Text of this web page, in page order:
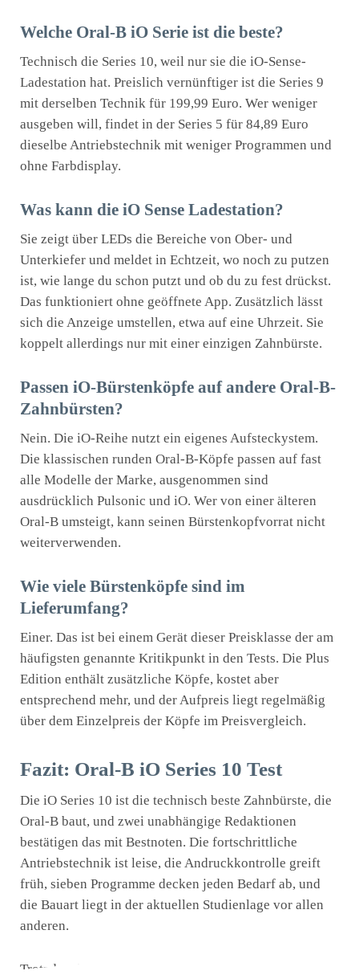
Welche Oral-B iO Serie ist die beste?
Technisch die Series 10, weil nur sie die iO-Sense-
Ladestation hat. Preislich vernünftiger ist die Series 9
mit derselben Technik für 199,99 Euro. Wer weniger
ausgeben will, findet in der Series 5 für 84,89 Euro
dieselbe Antriebstechnik mit weniger Programmen und
ohne Farbdisplay.
Was kann die iO Sense Ladestation?
Sie zeigt über LEDs die Bereiche von Ober- und
Unterkiefer und meldet in Echtzeit, wo noch zu putzen
ist, wie lange du schon putzt und ob du zu fest drückst.
Das funktioniert ohne geöffnete App. Zusätzlich lässt
sich die Anzeige umstellen, etwa auf eine Uhrzeit. Sie
koppelt allerdings nur mit einer einzigen Zahnbürste.
Passen iO-Bürstenköpfe auf andere Oral-B-
Zahnbürsten?
Nein. Die iO-Reihe nutzt ein eigenes Aufsteckystem.
Die klassischen runden Oral-B-Köpfe passen auf fast
alle Modelle der Marke, ausgenommen sind
ausdrücklich Pulsonic und iO. Wer von einer älteren
Oral-B umsteigt, kann seinen Bürstenkopfvorrat nicht
weiterverwenden.
Wie viele Bürstenköpfe sind im
Lieferumfang?
Einer. Das ist bei einem Gerät dieser Preisklasse der am
häufigsten genannte Kritikpunkt in den Tests. Die Plus
Edition enthält zusätzliche Köpfe, kostet aber
entsprechend mehr, und der Aufpreis liegt regelmäßig
über dem Einzelpreis der Köpfe im Preisvergleich.
Fazit: Oral-B iO Series 10 Test
Die iO Series 10 ist die technisch beste Zahnbürste, die
Oral-B baut, und zwei unabhängige Redaktionen
bestätigen das mit Bestnoten. Die fortschrittliche
Antriebstechnik ist leise, die Andruckkontrolle greift
früh, sieben Programme decken jeden Bedarf ab, und
die Bauart liegt in der aktuellen Studienlage vor allen
anderen.
Trotzdem ist sie für die meisten nicht der richtige Kauf.